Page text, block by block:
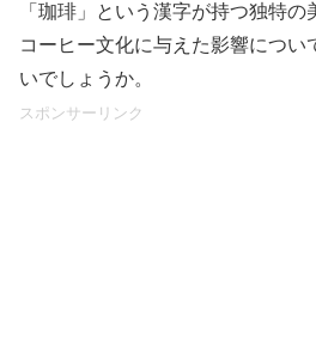
「珈琲」という漢字が持つ独特
コーヒー文化に与えた影響につい
いでしょうか。
スポンサーリンク